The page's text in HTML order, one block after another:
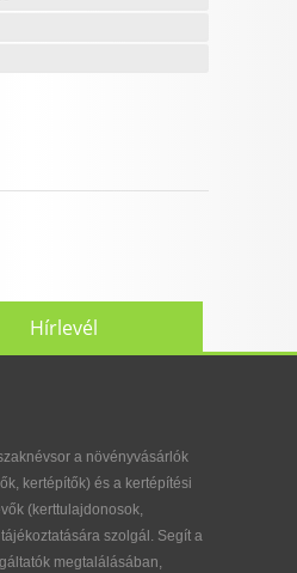
Hírlevél
a növényvásárlók
kertépítők) és a kertépítési
(kerttulajdonosok,
szolgál. Segít a
megtalálásában,